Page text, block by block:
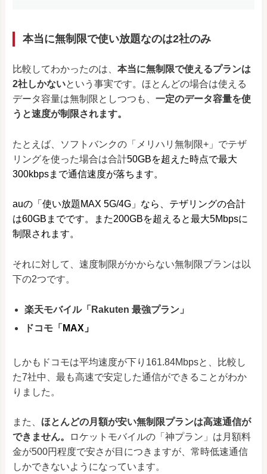
本当に無制限で使い放題なのは2社のみ
比較してわかったのは、 本当に無制限で使えるプランは
2社しかないという事実です。ほとんどの場合は使える
データ容量は無制限としつつも、 一定のデータ容量を使
うと速度が制限されます。
たとえば、ソフトバンクの「メリハリ無制限+」でテザ
リングを使った場合は合計50GBを超えた時点で最大
300kbpsまで通信速度が落ちます。
auの「使い放題MAX 5G/4G」なら、テザリングの合計
は60GBまでです。また200GBを超えると最大5Mbpsに
制限されます。
それに対して、速度制限がかからない無制限プランは以
下の2つです。
楽天モバイル「Rakuten 最強プラン」
ドコモ「 MAX」
しかもドコモは平均速度が下り161.84Mbpsと、比較し
た7社中、最も高速で安定した通信ができることがわか
りました。
また、 ほとんどの月額が安い無制限プランは高速通信が
できません。
ロケットモバイルの「神プラン」は月額料
金が500円程度で安さが目につきますが、常時低速通信
しかできないようになっています。